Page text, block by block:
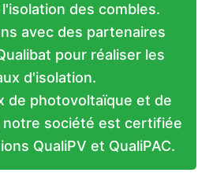
des combles.
avec des partenaires
pour réaliser les
d'isolation.
de photovoltaïque et de
notre société est certifiée
QualiPV et QualiPAC.